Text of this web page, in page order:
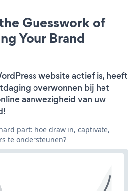
Guesswork of
Your Brand
website actief is, heeft
overwonnen bij het
aanwezigheid van uw
part: hoe draw in, captivate,
te ondersteunen?